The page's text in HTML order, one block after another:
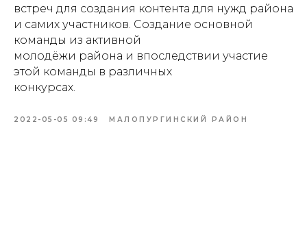
встреч для создания контента для нужд района
и самих участников. Создание основной
команды из активной
молодёжи района и впоследствии участие
этой команды в различных
конкурсах.
2022-05-05 09:49 МАЛОПУРГИНСКИЙ РАЙОН